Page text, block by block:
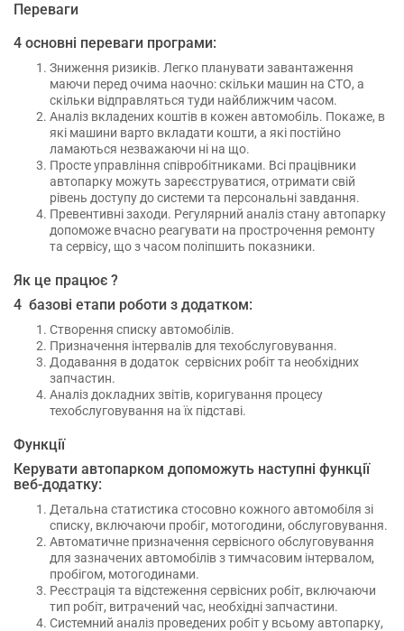
Переваги
4 основні переваги програми:
Зниження ризиків. Легко планувати завантаження
маючи перед очима наочно: скільки машин на СТО, а
скільки відправляться туди найближчим часом.
Аналіз вкладених коштів в кожен автомобіль. Покаже, в
які машини варто вкладати кошти, а які постійно
ламаються незважаючи ні на що.
Просте управління співробітниками. Всі працівники
автопарку можуть зареєструватися, отримати свій
рівень доступу до системи та персональні завдання.
Превентивні заходи. Регулярний аналіз стану автопарку
допоможе вчасно реагувати на прострочення ремонту
та сервісу, що з часом поліпшить показники.
Як це працює ?
4 базові етапи роботи з додатком:
Створення списку автомобілів.
Призначення інтервалів для техобслуговування.
Додавання в додаток сервісних робіт та необхідних
запчастин.
Аналіз докладних звітів, коригування процесу
техобслуговування на їх підставі.
Функції
Керувати автопарком допоможуть наступні функції
веб-додатку:
Детальна статистика стосовно кожного автомобіля зі
списку, включаючи пробіг, мотогодини, обслуговування.
Автоматичне призначення сервісного обслуговування
для зазначених автомобілів з тимчасовим інтервалом,
пробігом, мотогодинами.
Реєстрація та відстеження сервісних робіт, включаючи
тип робіт, витрачений час, необхідні запчастини.
Системний аналіз проведених робіт у всьому автопарку,